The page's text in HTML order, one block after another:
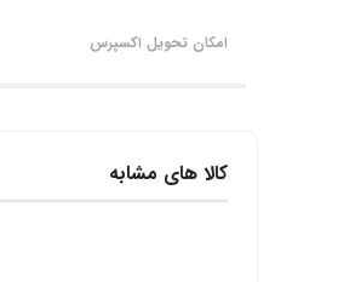
امکان تحویل اکسپرس
کالا های مشابه